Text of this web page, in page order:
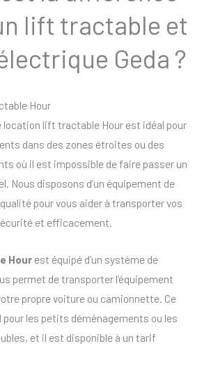
lift tractable et
Geda ?
Hour
location lift tractable Hour est idéal pour
dans des zones étroites ou des
où il est impossible de faire passer un
Nous disposons d’un équipement de
pour vous aider à transporter vos
et efficacement.
Hour est équipé d’un système de
permet de transporter l’équipement
propre voiture ou camionnette. Ce
les petits déménagements ou les
et il est disponible à un tarif